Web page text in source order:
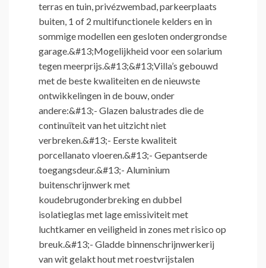
terras en tuin, privézwembad, parkeerplaats
buiten, 1 of 2 multifunctionele kelders en in
sommige modellen een gesloten ondergrondse
garage.&#13;Mogelijkheid voor een solarium
tegen meerprijs.&#13;&#13;Villa’s gebouwd
met de beste kwaliteiten en de nieuwste
ontwikkelingen in de bouw, onder
andere:&#13;- Glazen balustrades die de
continuïteit van het uitzicht niet
verbreken.&#13;- Eerste kwaliteit
porcellanato vloeren.&#13;- Gepantserde
toegangsdeur.&#13;- Aluminium
buitenschrijnwerk met
koudebrugonderbreking en dubbel
isolatieglas met lage emissiviteit met
luchtkamer en veiligheid in zones met risico op
breuk.&#13;- Gladde binnenschrijnwerkerij
van wit gelakt hout met roestvrijstalen